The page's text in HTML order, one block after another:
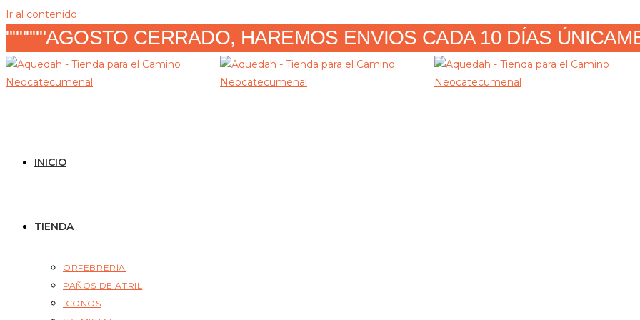
Ir al contenido
""""""AGOSTO CERRADO, HAREMOS ENVIOS CADA 10 DÍAS
INICIO
TIENDA
ORFEBRERÍA
PAÑOS DE ATRIL
ICONOS